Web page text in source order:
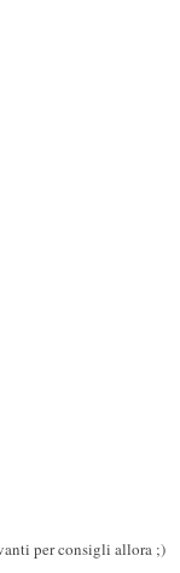
per consigli allora ;)